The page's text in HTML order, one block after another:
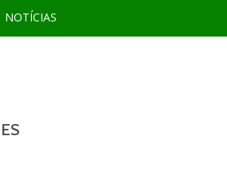
NOTÍCIAS